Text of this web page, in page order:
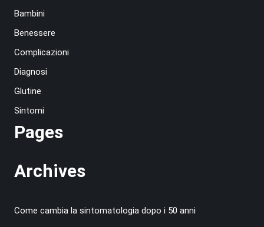
Bambini
Benessere
Complicazioni
Diagnosi
Glutine
Sintomi
Pages
Archives
Come cambia la sintomatologia dopo i 50 anni